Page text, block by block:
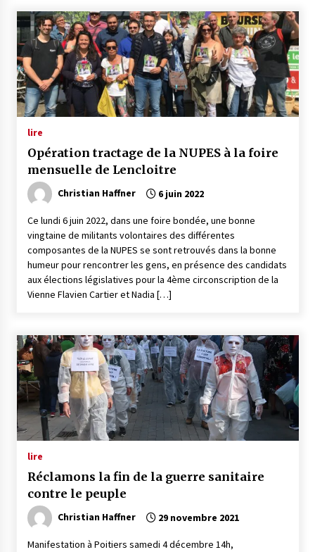
lire
Opération tractage de la NUPES à la foire
mensuelle de Lencloitre
Christian Haffner 6 juin 2022
Ce lundi 6 juin 2022, dans une foire bondée, une bonne
vingtaine de militants volontaires des différentes
composantes de la NUPES se sont retrouvés dans la bonne
humeur pour rencontrer les gens, en présence des candidats
aux élections législatives pour la 4ème circonscription de la
Vienne Flavien Cartier et Nadia […]
lire
Réclamons la fin de la guerre sanitaire
contre le peuple
Christian Haffner 29 novembre 2021
Manifestation à Poitiers samedi 4 décembre 14h,